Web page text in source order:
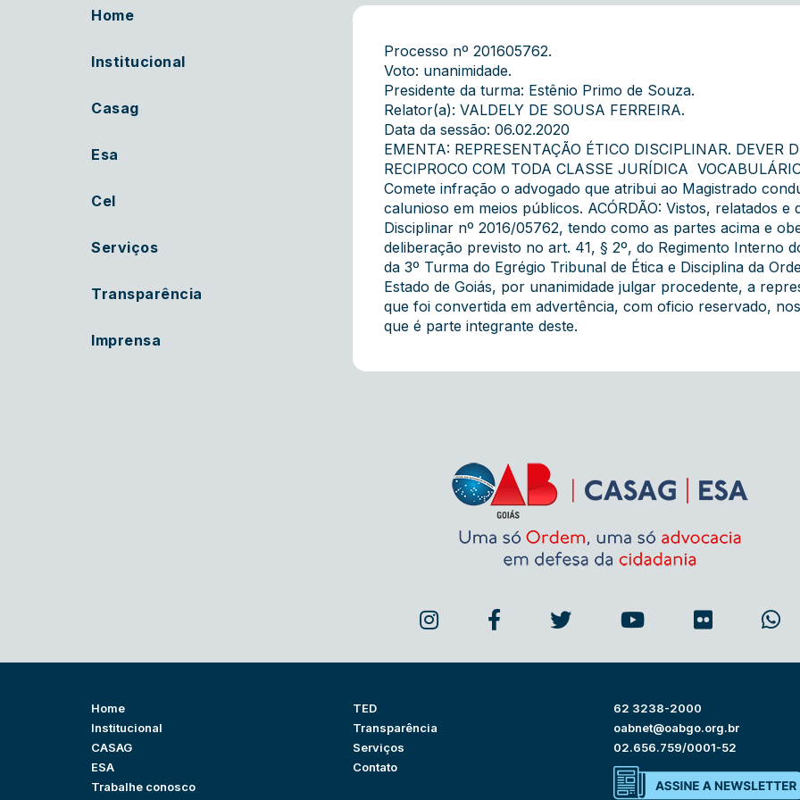
Home
Institucional
Casag
Esa
Cel
Serviços
Transparência
Imprensa
Processo nº 201605762.
Voto: unanimidade.
Presidente da turma: Estênio Primo de Souza.
Relator(a): VALDELY DE SOUSA FERREIRA.
Data da sessão: 06.02.2020
EMENTA: REPRESENTAÇÃO ÉTICO DISCIPLINAR. DEVER
RECIPROCO COM TODA CLASSE JURÍDICA 
Comete infração o advogado que atribui ao Magistrado
calunioso em meios públicos. ACÓRDÃO: Vistos, relatados
Disciplinar nº 2016/05762, tendo como as partes acima e
deliberação previsto no art. 41, § 2º, do Regimento Interno
da 3º Turma do Egrégio Tribunal de Ética e Disciplina da
Estado de Goiás, por unanimidade julgar procedente, a
que foi convertida em advertência, com oficio reservado,
que é parte integrante deste.
Home
Institucional
CASAG
ESA
Trabalhe conosco
TED
Transparência
Serviços
Contato
62 3238-2000
oabnet@oabgo.org.br
02.656.759/0001-52